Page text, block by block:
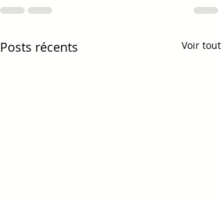
Posts récents Voir tout